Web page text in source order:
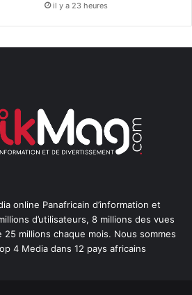
il y a 23 heures
online Panafricain d’information et
d’utilisateurs, 8 millions des vues
millions chaque mois. Nous sommes
4 Media dans 12 pays africains